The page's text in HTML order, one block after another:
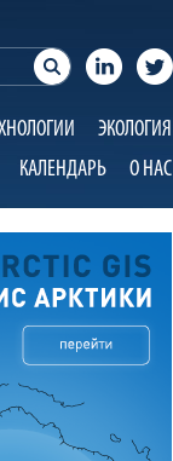
ЭКОЛОГИЯ
КАЛЕНДАРЬ О НАС